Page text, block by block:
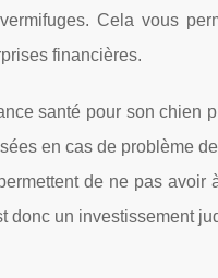
Cela vous
financières.
santé pour son chien
en cas de problème
de ne pas
donc un investissement